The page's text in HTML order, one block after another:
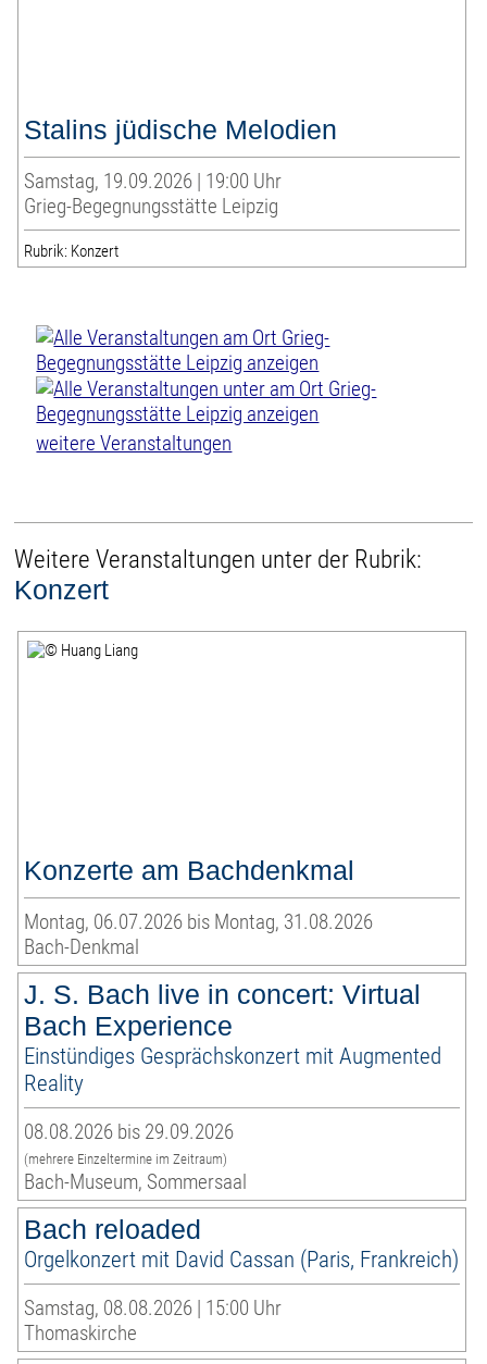
Stalins jüdische Melodien
Samstag, 19.09.2026 | 19:00 Uhr
Grieg-Begegnungsstätte Leipzig
Rubrik: Konzert
weitere Veranstaltungen
Weitere Veranstaltungen unter der Rubrik:
Konzert
Konzerte am Bachdenkmal
Montag, 06.07.2026 bis Montag, 31.08.2026
Bach-Denkmal
J. S. Bach live in concert: Virtual
Bach Experience
Einstündiges Gesprächskonzert mit Augmented
Reality
08.08.2026 bis 29.09.2026
(mehrere Einzeltermine im Zeitraum)
Bach-Museum, Sommersaal
Bach reloaded
Orgelkonzert mit David Cassan (Paris, Frankreich)
Samstag, 08.08.2026 | 15:00 Uhr
Thomaskirche